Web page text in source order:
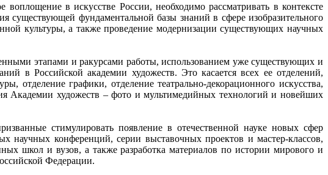
в искусстве России, необходимо рассматривать в контексте
существующей фундаментальной базы знаний в сфере изобразительного
культуры, а также проведение модернизации существующих научных
этапами и ракурсами работы, использованием уже существующих и
в Российской академии художеств. Это касается всех ее отделений,
отделение графики, отделение театрально-декорационного искусства,
Академии художеств – фото и мультимедийных технологий и новейших
стимулировать появление в отечественной науке новых сфер
научных конференций, серии выставочных проектов и мастер-классов,
школ и вузов, а также разработка материалов по истории мирового и
Федерации.